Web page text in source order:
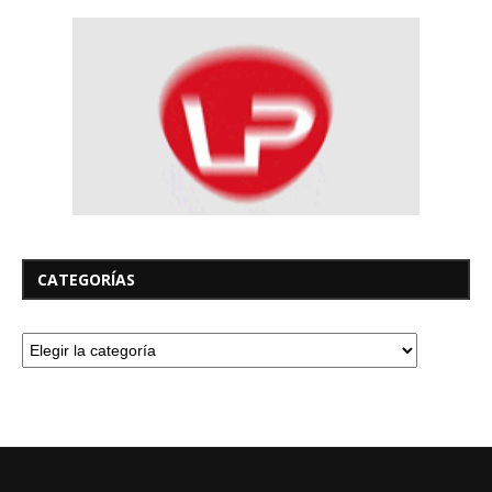
CATEGORÍAS